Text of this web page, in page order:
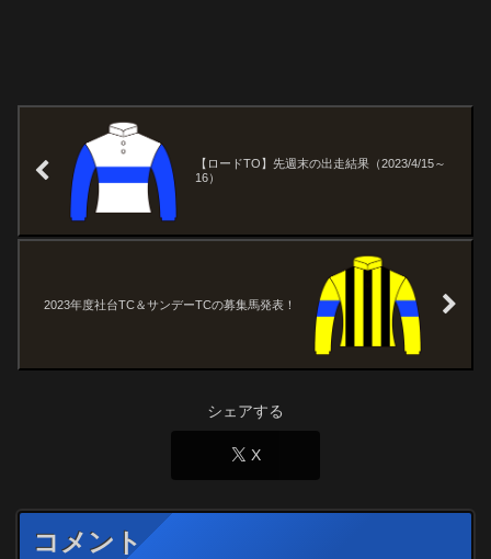
【ロードTO】先週末の出走結果（2023/4/15～
16）
2023年度社台TC＆サンデーTCの募集馬発表！
シェアする
X
コメント